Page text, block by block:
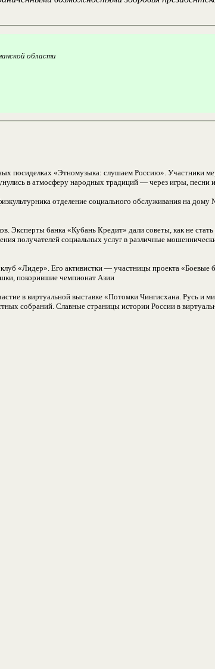
области
посиделках «Этномузыка: слушаем Россию». Участники
в атмосферу народных традиций — через игры, песни и
отделение социального обслуживания на
Эксперты банка «Кубань Кредит» дали советы, как не
получателей социальных услуг в различные
«Лидер». Его активистки — участницы проекта
покорившие чемпионат Азии
в виртуальной выставке «Потомки Чингисхана. Русь и
собраний. Славные страницы истории России в